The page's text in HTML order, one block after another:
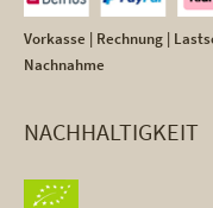
Vorkasse | Rechnung |
Nachnahme
NACHHALTIGKEIT